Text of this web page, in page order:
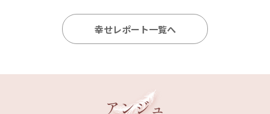
幸せレポート一覧へ
アンジュ